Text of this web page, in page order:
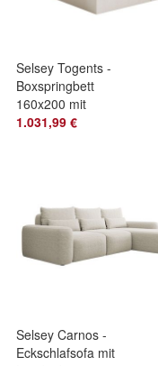
Selsey Togents -
Boxspringbett
160x200 mit
Stauraum, Topper,
1.031,99 €
Selsey Carnos -
Eckschlafsofa mit